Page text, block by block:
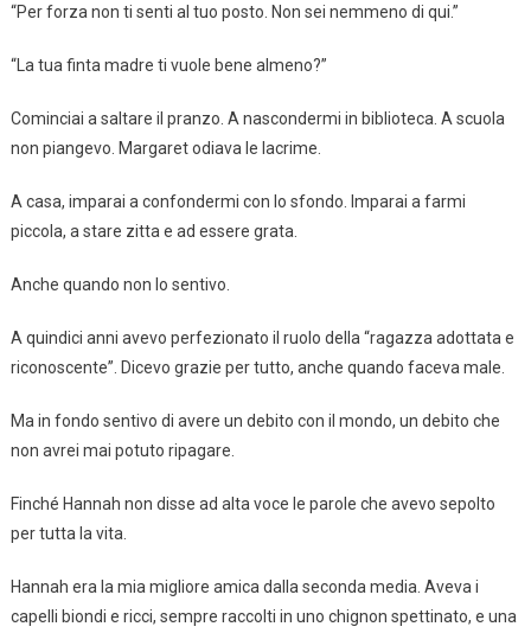
“Per forza non ti senti al tuo posto. Non sei nemmeno di qui.”
“La tua finta madre ti vuole bene almeno?”
Cominciai a saltare il pranzo. A nascondermi in biblioteca. A scuola
non piangevo. Margaret odiava le lacrime.
A casa, imparai a confondermi con lo sfondo. Imparai a farmi
piccola, a stare zitta e ad essere grata.
Anche quando non lo sentivo.
A quindici anni avevo perfezionato il ruolo della “ragazza adottata e
riconoscente”. Dicevo grazie per tutto, anche quando faceva male.
Ma in fondo sentivo di avere un debito con il mondo, un debito che
non avrei mai potuto ripagare.
Finché Hannah non disse ad alta voce le parole che avevo sepolto
per tutta la vita.
Hannah era la mia migliore amica dalla seconda media. Aveva i
capelli biondi e ricci, sempre raccolti in uno chignon spettinato, e una